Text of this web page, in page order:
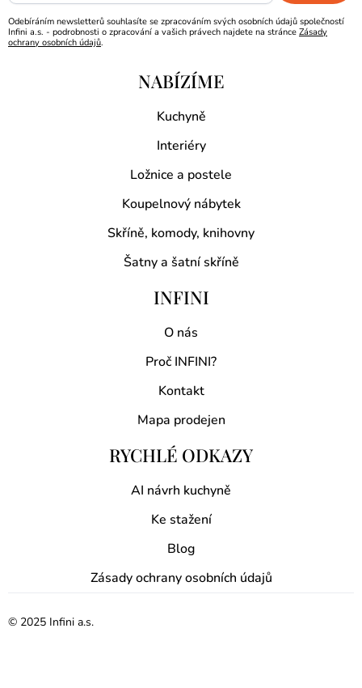
Odebíráním newsletterů souhlasíte se zpracováním svých osobních údajů společností
Infini a.s. - podrobnosti o zpracování a vašich právech najdete na stránce Zásady
ochrany osobních údajů.
NABÍZÍME
Kuchyně
Interiéry
Ložnice a postele
Koupelnový nábytek
Skříně, komody, knihovny
Šatny a šatní skříně
INFINI
O nás
Proč INFINI?
Kontakt
Mapa prodejen
RYCHLÉ ODKAZY
AI návrh kuchyně
Ke stažení
Blog
Zásady ochrany osobních údajů
© 2025 Infini a.s.